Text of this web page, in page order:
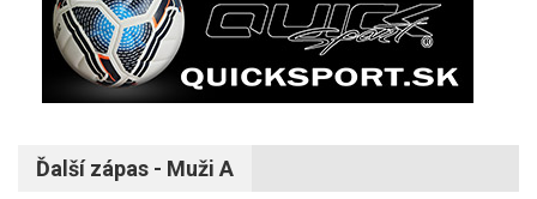
Ďalší zápas - Muži A